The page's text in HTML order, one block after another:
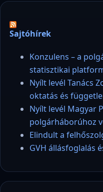
Sajtóhírek
Konzulens – a
statisztikai
Nyílt levél Tanács
oktatás és
Nyílt levél Magyar
polgárháborúhoz
Elindult a
GVH állásfoglalás